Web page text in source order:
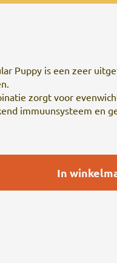
Puppy is een zeer
zorgt voor
immuunsysteem en
In